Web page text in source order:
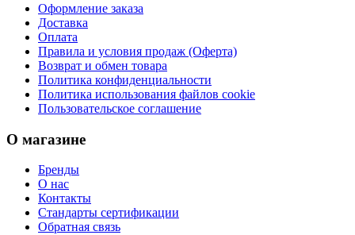
Оформление заказа
Доставка
Оплата
Правила и условия продаж (Оферта)
Возврат и обмен товара
Политика конфиденциальности
Политика использования файлов cookie
Пользовательское соглашение
О магазине
Бренды
О нас
Контакты
Стандарты сертификации
Обратная связь